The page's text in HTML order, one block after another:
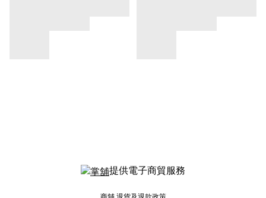
提供電子商貿服務